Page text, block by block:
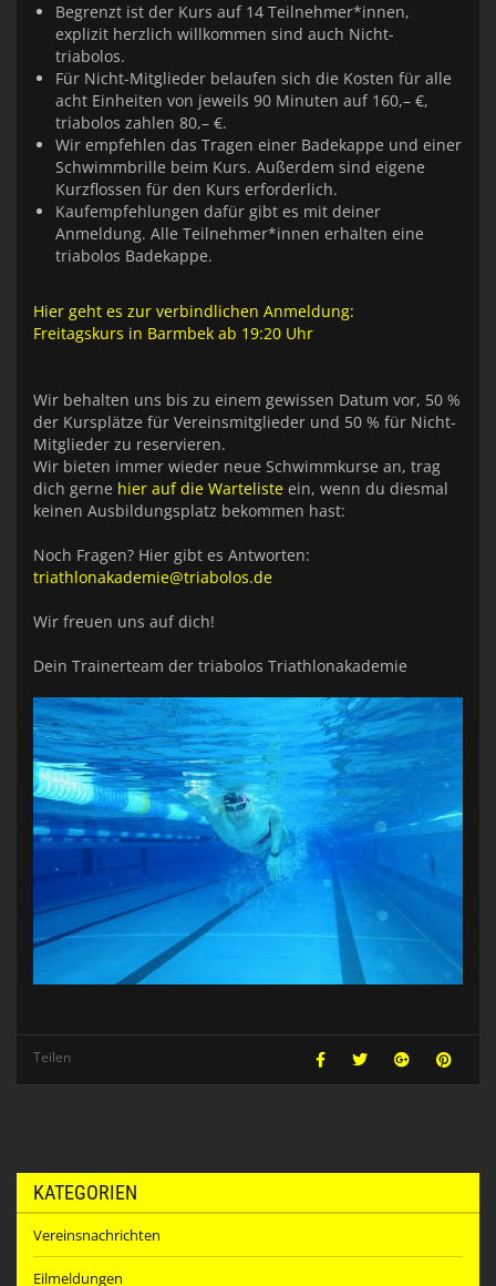
Begrenzt ist der Kurs auf 14 Teilnehmer*innen,
explizit herzlich willkommen sind auch Nicht-
triabolos.
Für Nicht-Mitglieder belaufen sich die Kosten für alle
acht Einheiten von jeweils 90 Minuten auf 160,– €,
triabolos zahlen 80,– €.
Wir empfehlen das Tragen einer Badekappe und einer
Schwimmbrille beim Kurs. Außerdem sind eigene
Kurzflossen für den Kurs erforderlich.
Kaufempfehlungen dafür gibt es mit deiner
Anmeldung. Alle Teilnehmer*innen erhalten eine
triabolos Badekappe.
Hier geht es zur verbindlichen Anmeldung:
Freitagskurs in Barmbek ab 19:20 Uhr
Wir behalten uns bis zu einem gewissen Datum vor, 50 %
der Kursplätze für Vereinsmitglieder und 50 % für Nicht-
Mitglieder zu reservieren.
Wir bieten immer wieder neue Schwimmkurse an, trag
dich gerne hier auf die Warteliste ein, wenn du diesmal
keinen Ausbildungsplatz bekommen hast:
Noch Fragen? Hier gibt es Antworten:
triathlonakademie@triabolos.de
Wir freuen uns auf dich!
Dein Trainerteam der triabolos Triathlonakademie
Teilen
KATEGORIEN
Vereinsnachrichten
Eilmeldungen